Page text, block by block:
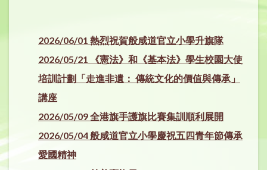
2026/06/01 熱烈祝賀般咸道官立小學升旗隊
2026/05/21 《憲法》和《基本法》學生校園大使
培訓計劃「走進非遺： 傳統文化的價值與傳承」
講座
2026/05/09 全港旗手護旗比賽集訓順利展開
2026/05/04 般咸道官立小學慶祝五四青年節傳承
愛國精神